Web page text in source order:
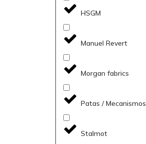
HSGM
Manuel Revert
Morgan fabrics
Patas / Mecanismos
Stalmot